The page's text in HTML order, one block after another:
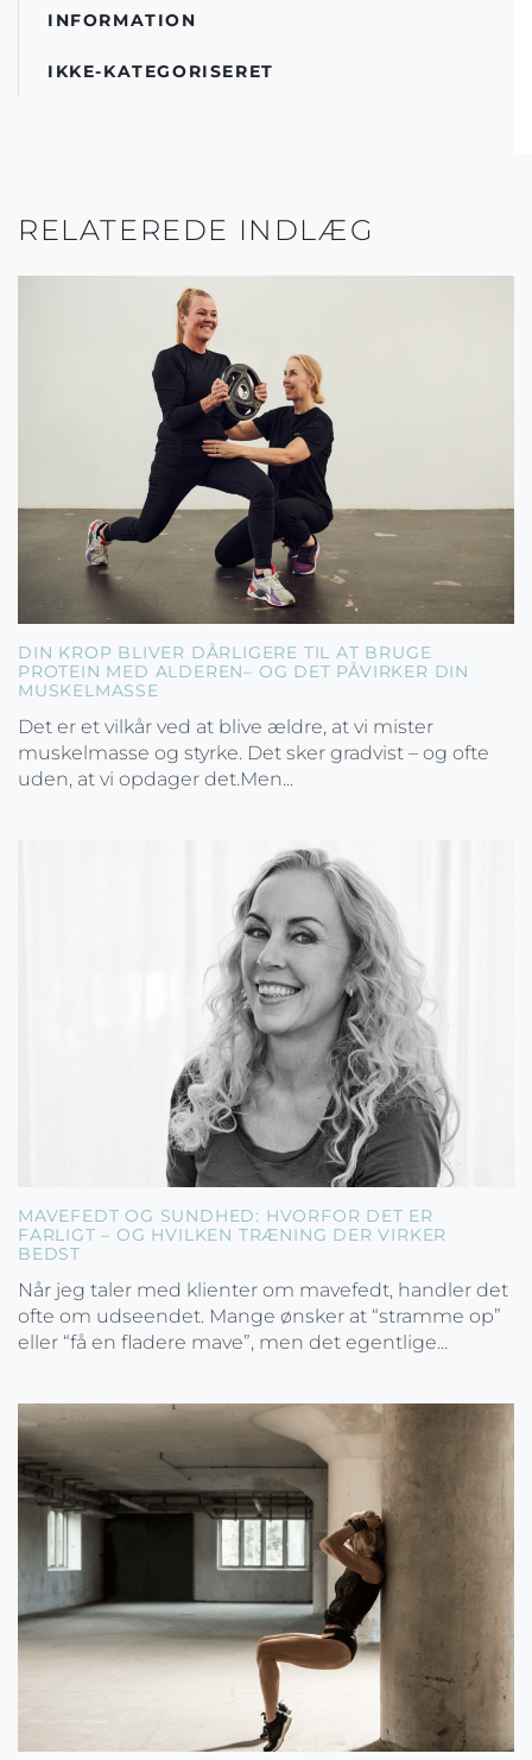
INFORMATION
IKKE-KATEGORISERET
RELATEREDE INDLÆG
DIN KROP BLIVER DÅRLIGERE TIL AT BRUGE
PROTEIN MED ALDEREN– OG DET PÅVIRKER DIN
MUSKELMASSE
Det er et vilkår ved at blive ældre, at vi mister
muskelmasse og styrke. Det sker gradvist – og ofte
uden, at vi opdager det.Men...
MAVEFEDT OG SUNDHED: HVORFOR DET ER
FARLIGT – OG HVILKEN TRÆNING DER VIRKER
BEDST
Når jeg taler med klienter om mavefedt, handler det
ofte om udseendet. Mange ønsker at “stramme op”
eller “få en fladere mave”, men det egentlige...